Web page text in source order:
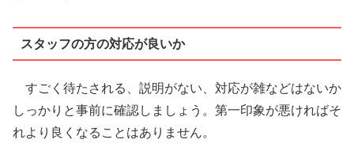
スタッフの方の対応が良いか
すごく待たされる、説明がない、対応が雑などはないか
しっかりと事前に確認しましょう。第一印象が悪ければそ
れより良くなることはありません。